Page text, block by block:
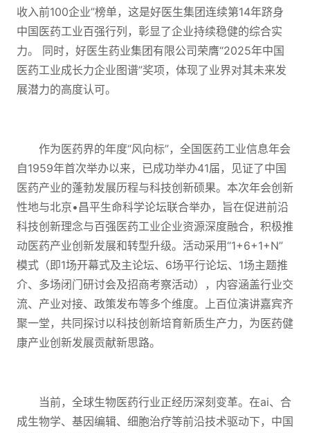
收入前100企业”榜单，这是好医生集团连续第14年跻身
中国医药工业百强行列，彰显了企业持续稳健的综合实
力。 同时，好医生药业集团有限公司荣膺“2025年中国
医药工业成长力企业图谱”奖项，体现了业界对其未来发
展潜力的高度认可。
作为医药界的年度“风向标”，全国医药工业信息年会
自1959年首次举办以来，已成功举办41届，见证了中国
医药产业的蓬勃发展历程与科技创新硕果。本次年会创新
性地与北京•昌平生命科学论坛联合举办，旨在促进前沿
科技创新理念与百强医药工业企业资源深度融合，积极推
动医药产业创新发展和转型升级。活动采用“1+6+1+N”
模式（即1场开幕式及主论坛、6场平行论坛、1场主题推
介、多场闭门研讨会及招商考察活动），内容涵盖行业交
流、产业对接、政策发布等多个维度。上百位演讲嘉宾齐
聚一堂，共同探讨以科技创新培育新质生产力，为医药健
康产业创新发展贡献新思路。
当前，全球生物医药行业正经历深刻变革。在ai、合
成生物学、基因编辑、细胞治疗等前沿技术驱动下，中国